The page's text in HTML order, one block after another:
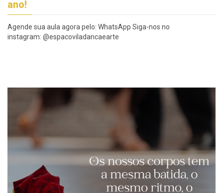
ano!
Agende sua aula agora pelo: WhatsApp Siga-nos no
instagram: @espacoviladancaearte